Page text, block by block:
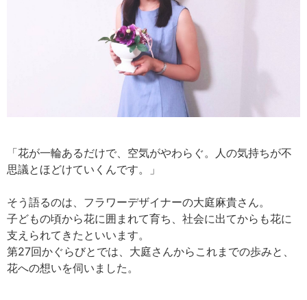
「花が一輪あるだけで、空気がやわらぐ。人の気持ちが不
思議とほどけていくんです。」
そう語るのは、フラワーデザイナーの大庭麻貴さん。
子どもの頃から花に囲まれて育ち、社会に出てからも花に
支えられてきたといいます。
第27回かぐらびとでは、大庭さんからこれまでの歩みと、
花への想いを伺いました。